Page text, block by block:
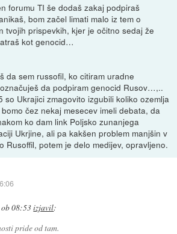
forumu TI še dodaš zakaj podpiraš
bom začel limati malo iz tem o
tvojih prispevkih, kjer je očitno sedaj že
kot genocid…
da sem russofil, ko citiram uradne
da podpiram genocid Rusov…,..
so Ukrajici zmagovito izgubili koliko ozemlja
čez nekaj mesecev imeli debata, da
ko dam link Poljsko zunanjega
Ukrjine, ali pa kakšen problem manjšin v
Rusoffil, potem je delo medijev, opravljeno.
08:53izjavil:
pride od tam.